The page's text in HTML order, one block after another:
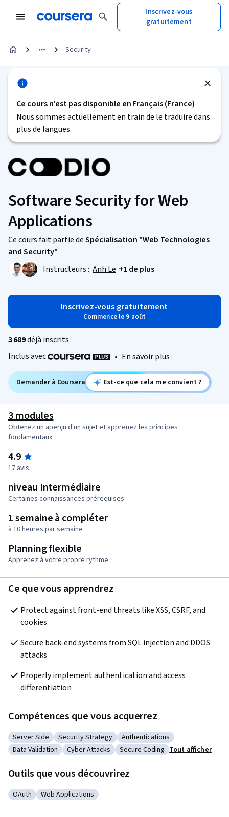
Inscrivez-vous
gratuitement
Security
Ce cours n'est pas disponible en Français (France)
Nous sommes actuellement en train de le traduire dans
plus de langues.
Software Security for Web
Applications
Ce cours fait partie deSpécialisation "Web Technologies
and Security"
Instructeurs : Anh Le +1 de plus
Inscrivez-vous gratuitement
Commence le 9 août
3 689déjà inscrits
Inclus avec
• En savoir plus
Demander à Coursera Est-ce que cela me convient ?
3 modules
Obtenez un aperçu d'un sujet et apprenez les principes
fondamentaux.
4.9
17 avis
niveau Intermédiaire
Certaines connaissances prérequises
1 semaine à compléter
à 10 heures par semaine
Planning flexible
Apprenez à votre propre rythme
Ce que vous apprendrez
Protect against front-end threats like XSS, CSRF, and
cookies
Secure back-end systems from SQL injection and DDOS
attacks
Properly implement authentication and access
differentiation
Compétences que vous acquerrez
Catégorie : Server Side
Server Side Catégorie : Security Strategy
Security Strategy Catégorie : Authentications
Authentications
Catégorie : Data Validation
Data Validation Catégorie : Cyber Attacks
Cyber Attacks Catégorie : Secure Coding
Secure Coding Tout afficher
Outils que vous découvrirez
Catégorie : OAuth
OAuth Catégorie : Web Applications
Web Applications